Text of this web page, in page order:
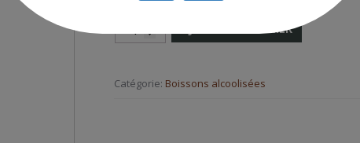
AJOUTER AU PANIER
Catégorie: Boissons alcoolisées